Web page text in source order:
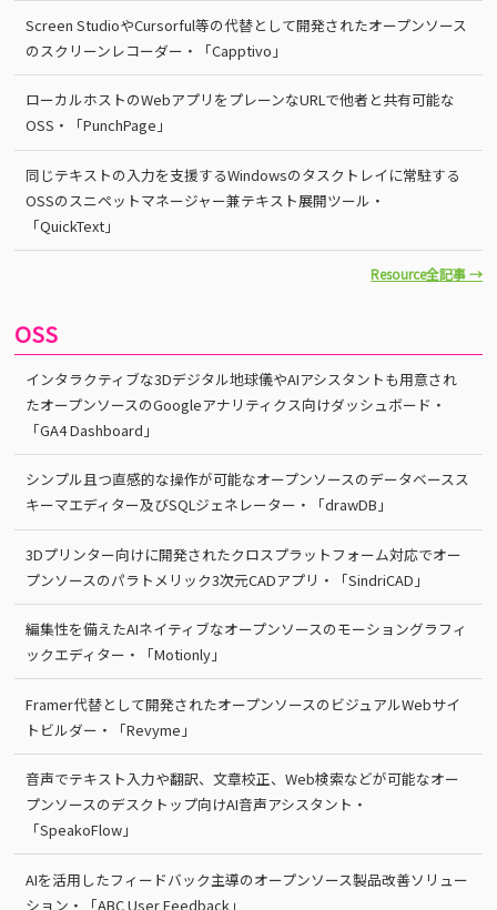
Screen StudioやCursorful等の代替として開発されたオープンソース
のスクリーンレコーダー・「Capptivo」
ローカルホストのWebアプリをプレーンなURLで他者と共有可能な
OSS・「PunchPage」
同じテキストの入力を支援するWindowsのタスクトレイに常駐する
OSSのスニペットマネージャー兼テキスト展開ツール・
「QuickText」
Resource全記事 →
OSS
インタラクティブな3Dデジタル地球儀やAIアシスタントも用意され
たオープンソースのGoogleアナリティクス向けダッシュボード・
「GA4 Dashboard」
シンプル且つ直感的な操作が可能なオープンソースのデータベースス
キーマエディター及びSQLジェネレーター・「drawDB」
3Dプリンター向けに開発されたクロスプラットフォーム対応でオー
プンソースのパラトメリック3次元CADアプリ・「SindriCAD」
編集性を備えたAIネイティブなオープンソースのモーショングラフィ
ックエディター・「Motionly」
Framer代替として開発されたオープンソースのビジュアルWebサイ
トビルダー・「Revyme」
音声でテキスト入力や翻訳、文章校正、Web検索などが可能なオー
プンソースのデスクトップ向けAI音声アシスタント・
「SpeakoFlow」
AIを活用したフィードバック主導のオープンソース製品改善ソリュー
ション・「ABC User Feedback」